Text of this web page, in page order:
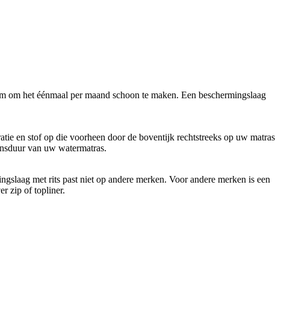
het éénmaal per maand schoon te maken. Een beschermingslaag
en stof op die voorheen door de boventijk rechtstreeks op uw matras
van uw watermatras.
met rits past niet op andere merken. Voor andere merken is een
zip of topliner.